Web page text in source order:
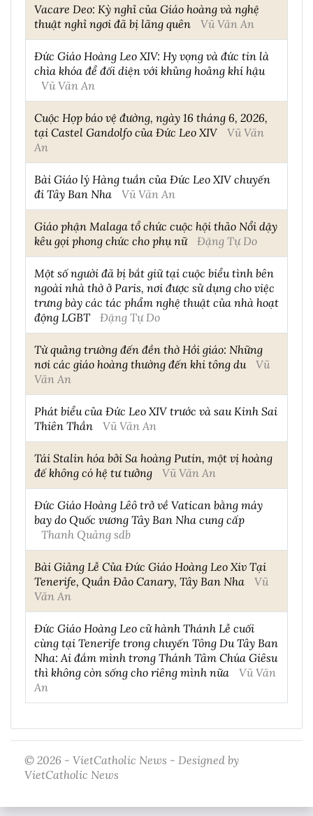
Vacare Deo: Kỳ nghỉ của Giáo hoàng và nghệ
thuật nghỉ ngơi đã bị lãng quên
Vũ Văn An
Đức Giáo Hoàng Leo XIV: Hy vọng và đức tin là
chìa khóa để đối diện với khủng hoảng khí hậu
Vũ Văn An
Cuộc Họp báo vệ đường, ngày 16 tháng 6, 2026,
tại Castel Gandolfo của Đức Leo XIV
Vũ Văn
An
Bài Giáo lý Hàng tuần của Đức Leo XIV chuyến
đi Tây Ban Nha
Vũ Văn An
Giáo phận Malaga tổ chức cuộc hội thảo Nổi dậy
kêu gọi phong chức cho phụ nữ
Đặng Tự Do
Một số người đã bị bắt giữ tại cuộc biểu tình bên
ngoài nhà thờ ở Paris, nơi được sử dụng cho việc
trưng bày các tác phẩm nghệ thuật của nhà hoạt
động LGBT
Đặng Tự Do
Từ quảng trường đến đền thờ Hồi giáo: Những
nơi các giáo hoàng thường đến khi tông du
Vũ
Văn An
Phát biểu của Đức Leo XIV trước và sau Kinh Sai
Thiên Thần
Vũ Văn An
Tái Stalin hóa bởi Sa hoàng Putin, một vị hoàng
đế không có hệ tư tưởng
Vũ Văn An
Đức Giáo Hoàng Lêô trở về Vatican bằng máy
bay do Quốc vương Tây Ban Nha cung cấp
Thanh Quảng sdb
Bài Giảng Lễ Của Đức Giáo Hoàng Leo Xiv Tại
Tenerife, Quần Đảo Canary, Tây Ban Nha
Vũ
Văn An
Đức Giáo Hoàng Leo cử hành Thánh Lễ cuối
cùng tại Tenerife trong chuyến Tông Du Tây Ban
Nha: Ai đắm mình trong Thánh Tâm Chúa Giêsu
thì không còn sống cho riêng mình nữa
Vũ Văn
An
© 2026 - VietCatholic News - Designed by
VietCatholic News